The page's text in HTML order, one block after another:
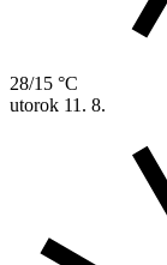
28/15 °C
utorok 11. 8.